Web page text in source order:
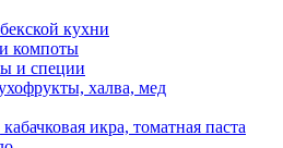
кухни
компоты
и специи
халва, мед
икра, томатная паста